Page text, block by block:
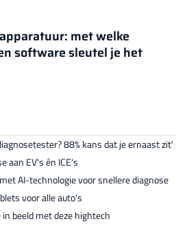
met welke
software sleutel je het
88% kans dat je ernaast zit'
aan EV's én ICE's
AI-technologie voor snellere diagnose
voor alle auto's
beeld met deze hightech